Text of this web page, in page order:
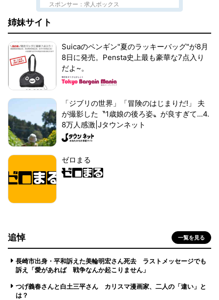
スポンサー：求人ボックス
姉妹サイト
Suicaのペンギン"夏のラッキーバッグ"が8月
8日に発売。Pensta史上最も豪華な7点入り
だよ~。
「ジブリの世界」「冒険のはじまりだ!」 夫
が撮影した〝1歳娘の後ろ姿〟が良すぎて...4.
8万人感激|Jタウンネット
ゼロまる
追悼 一覧を見る
長崎市出身・平和訴えた美輪明宏さん死去 ラストメッセージでも
訴え「愛があれば 戦争なんか起こりません」
つげ義春さんと白土三平さん カリスマ漫画家、二人の「違い」と
は？